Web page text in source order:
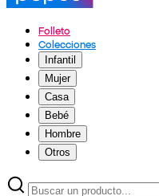
Folleto
Colecciones
Infantil
Mujer
Casa
Bebé
Hombre
Otros